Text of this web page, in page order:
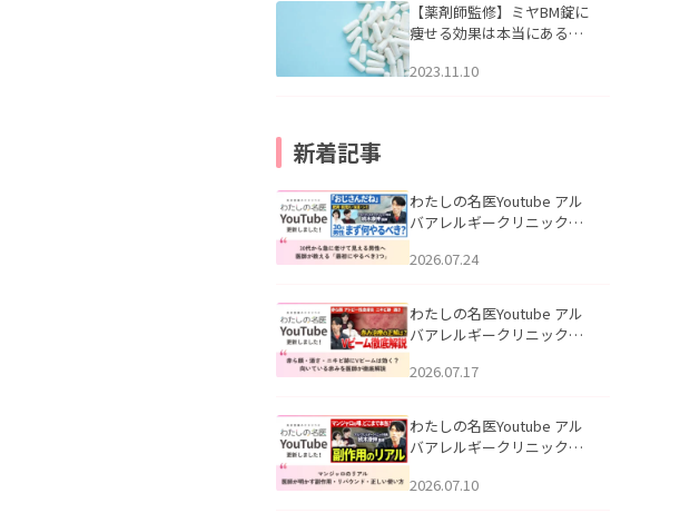
【薬剤師監修】ミヤBM錠に
痩せる効果は本当にある
2023.11.10
新着記事
わたしの名医Youtube アル
バアレルギークリニック札
える男性へ｜医師が教える
公開いたしました。
2026.07.24
わたしの名医Youtube アル
バアレルギークリニック札
跡にVビームは効く？向いて
説」を公開いたしました。
2026.07.17
わたしの名医Youtube アル
バアレルギークリニック札
医師が明かす副作用・リバ
2026.07.10